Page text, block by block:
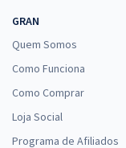
GRAN
Quem Somos
Como Funciona
Como Comprar
Loja Social
Programa de Afiliados